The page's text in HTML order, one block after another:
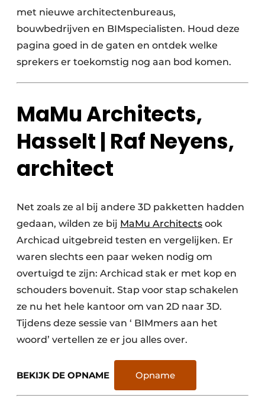
met nieuwe architectenbureaus,
bouwbedrijven en BIMspecialisten. Houd deze
pagina goed in de gaten en ontdek welke
sprekers er toekomstig nog aan bod komen.
MaMu Architects,
Hasselt | Raf Neyens,
architect
Net zoals ze al bij andere 3D pakketten hadden
gedaan, wilden ze bij MaMu Architects ook
Archicad uitgebreid testen en vergelijken. Er
waren slechts een paar weken nodig om
overtuigd te zijn: Archicad stak er met kop en
schouders bovenuit. Stap voor stap schakelen
ze nu het hele kantoor om van 2D naar 3D.
Tijdens deze sessie van ‘ BIMmers aan het
woord’ vertellen ze er jou alles over.
BEKIJK DE OPNAME Opname